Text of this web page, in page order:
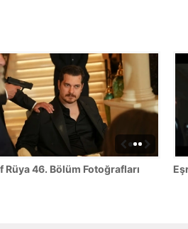
Rüya 46. Bölüm Fotoğrafları